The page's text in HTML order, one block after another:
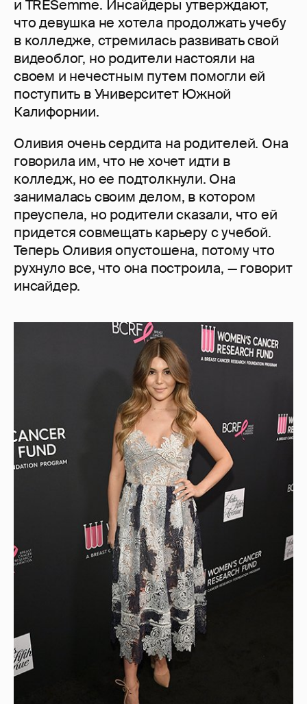
и TRESemme. Инсайдеры утверждают,
что девушка не хотела продолжать учебу
в колледже, стремилась развивать свой
видеоблог, но родители настояли на
своем и нечестным путем помогли ей
поступить в Университет Южной
Калифорнии.
Оливия очень сердита на родителей. Она
говорила им, что не хочет идти в
колледж, но ее подтолкнули. Она
занималась своим делом, в котором
преуспела, но родители сказали, что ей
придется совмещать карьеру с учебой.
Теперь Оливия опустошена, потому что
рухнуло все, что она построила, — говорит
инсайдер.